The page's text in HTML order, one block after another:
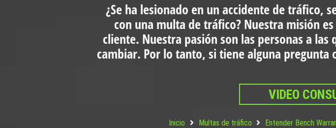
¿Se ha lesionado en un accidente de tráfico,
con una multa de tráfico?Nuestra misión
cliente. Nuestra pasión son las personas a
cambiar. Por lo tanto, si tiene alguna
VIDEO
Inicio Multas de tráfico Entender Bench